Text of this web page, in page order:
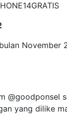
@goodponsel
yang dilike